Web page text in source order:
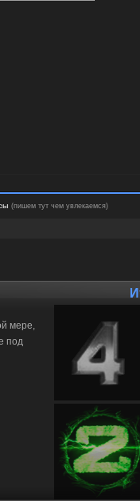
(пишем тут чем увлекаемся)
мере,
под